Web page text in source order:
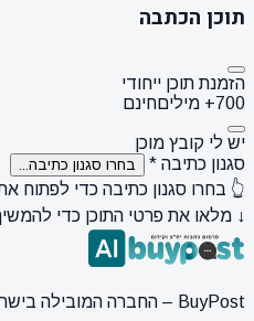
תוכן הכתבה
הזמנת תוכן ייחודי
700+ מילים
חינם
יש לי קובץ מוכן
סגנון כתיבה * בחרו סגנון כתיבה...
👆 בחרו סגנון כתיבה כדי לפתוח
↓ מלאו את פרטי התוכן כדי
BuyPost – החברה המובילה בישראל לפרסום כתבות תוכן וקישורים באתרי חדשות ותוכן מובילים. מחירון מעודכן, כתיבת AI מתקדמת, קידום אתרים SEO מקצועי. 11 שנות ניסיון ואלפי לקוחות מרוצים.